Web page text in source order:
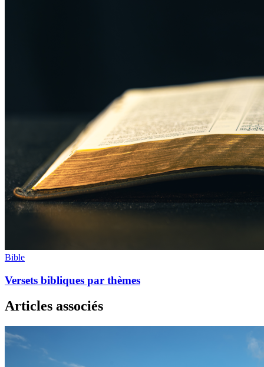
Bible
Versets bibliques par thèmes
Articles associés